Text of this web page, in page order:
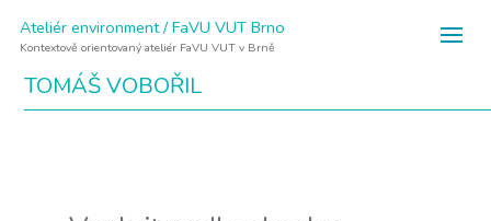
Ateliér environment / FaVU VUT Brno
Kontextově orientovaný ateliér FaVU VUT v Brně
TOMÁŠ VOBOŘIL